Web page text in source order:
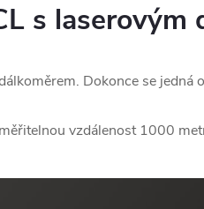
s laserovým
Dokonce se
vzdálenost 1000